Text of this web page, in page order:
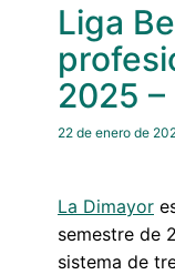
Liga
2025 –
22 de enero de
La Dimayor
semestre de
sistema de